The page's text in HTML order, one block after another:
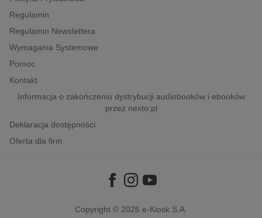
inne
popularno-naukowe
historia
Regulamin
Regulamin Newslettera
Wymagania Systemowe
Pomoc
Kontakt
Informacja o zakończeniu dystrybucji audiobooków i ebooków
przez nexto.pl
Deklaracja dostępności
Oferta dla firm
Copyright © 2026 e-Kiosk S.A.